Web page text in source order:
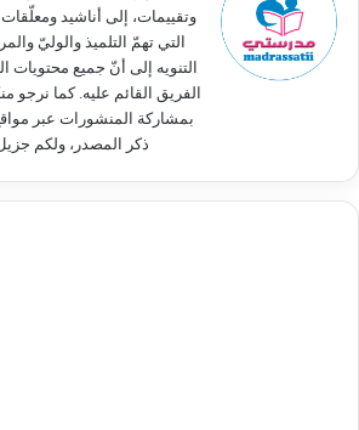
وتقييمات، إلى أناشيد
التي تهمّ التلميذ والوليّ
التنويه إلى أنّ جميع
الفريق القائم عليه. كما نرجو
بمشاركة المنشورات عبر
ذكر المصدر، ولكم جزيل